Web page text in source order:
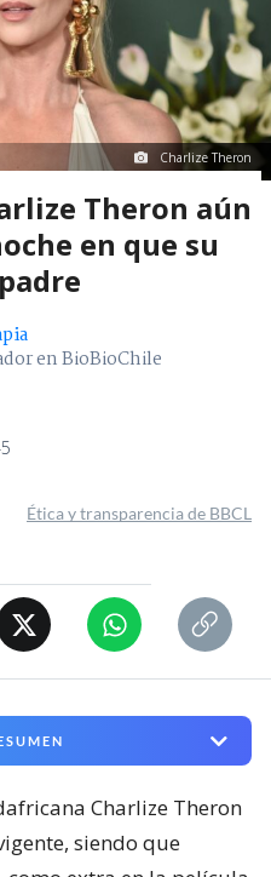
Charlize Theron
Theron aún
en que su
en BioBioChile
Ética y transparencia de BBCL
Charlize Theron
siendo que